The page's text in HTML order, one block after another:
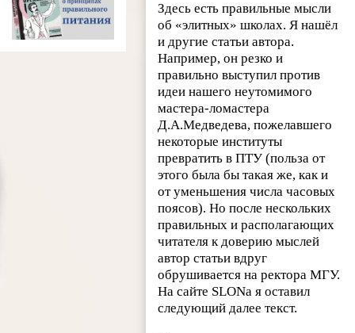
Здесь есть правильные мысли
об «элитных» школах. Я нашёл
и другие статьи автора.
Например, он резко и
правильно выступил против
идеи нашего неутомимого
мастера-ломастера
Д.А.Медведева, пожелавшего
некоторые институты
превратить в ПТУ (польза от
этого была бы такая же, как и
от уменьшения числа часовых
поясов). Но после нескольких
правильных и располагающих
читателя к доверию мыслей
автор статьи вдруг
обрушивается на ректора МГУ.
На сайте SLONа я оставил
следующий далее текст.